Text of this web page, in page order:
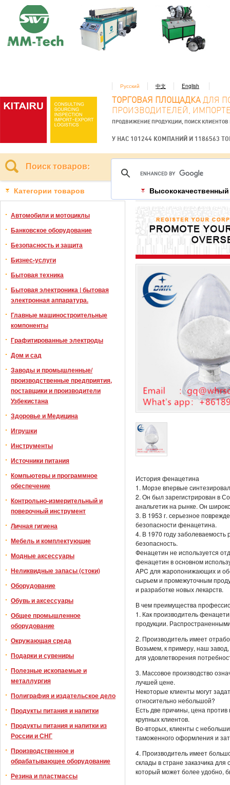
Русский 中文 English
ТОРГОВАЯ ПЛОЩАДКА ДЛЯ
ПРОИЗВОДИТЕЛЕЙ,
ПРОДВИЖЕНИЕ ПРОДУКЦИИ, ПОИСК КЛИЕНТОВ
У НАС 101244 КОМПАНИЙ И 1186563
Поиск товаров:
Категории товаров
Автомобили и мотоциклы
Банковское оборудование
Безопасность и защита
Бизнес-услуги
Бытовая техника
Бытовая электроника | бытовая
электронная аппаратура.
Главные машиностроительные
компоненты
Графитированные электроды
Дом и сад
Заводы и промышленные/
производственные предприятия,
поставщики и производители
Узбекистана
Здоровье и Медицина
Игрушки
Инструменты
Источники питания
Компьютеры и программное
обеспечение
Контрольно-измерительный и
поверочный инструмент
Личная гигиена
Мебель и комплектующие
Модные аксессуары
Неликвидные запасы (стоки)
Оборудование
Обувь и аксессуары
Общее промышленное
оборудование
Окружающая среда
Подарки и сувениры
Полезные ископаемые и
металлургия
Полиграфия и издательское дело
Продукты питания и напитки
Продукты питания и напитки из
России и СНГ
Производственное и
обрабатывающее оборудование
Резина и пластмассы
История фенацетина
1. Морзе впервые
2. Он был зарегистрирован в
анальгетик на рынке. Он
3. В 1953 г. серьезное
безопасности фенацетина.
4. В 1970 году
безопасность.
Фенацетин не используется
фенацетин в основном
APC для жаропонижающих и
сырьем и промежуточным
и разработке новых лекарств.
В чем преимущества
1. Как производитель
продукции.
2. Производитель имеет
Возьмем, к примеру, наш
для удовлетворения
3. Массовое производство
лучшей цене.
Некоторые клиенты могут
относительно небольшой?
Есть две причины, цена против
крупных клиентов.
Во-вторых, клиенты с
таможенного оформления и
4. Производитель имеет
склады в стране заказчика
который может более удобно,